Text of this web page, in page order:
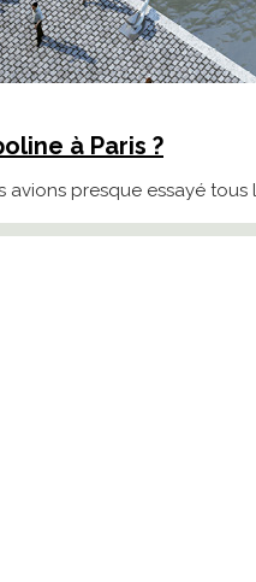
à Paris ?
avions presque essayé